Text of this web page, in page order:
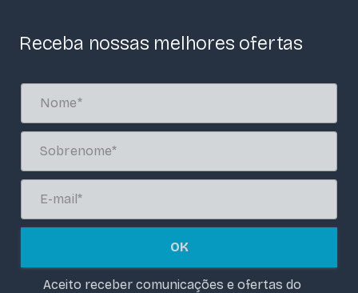
Receba nossas melhores ofertas
OK
Aceito receber comunicações e ofertas do